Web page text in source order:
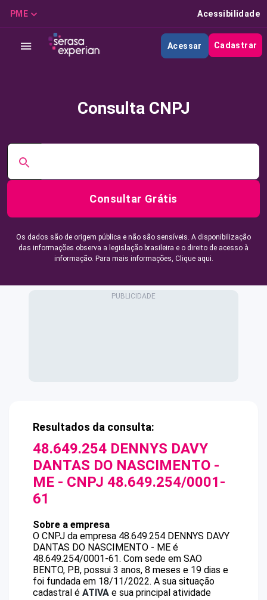
PME Acessibilidade
Acessar Cadastrar
Consulta CNPJ
Consultar Grátis
Os dados são de origem pública e não são sensíveis. A disponibilização
das informações observa a legislação brasileira e o direito de acesso à
informação. Para mais informações, Clique aqui.
Resultados da consulta:
48.649.254 DENNYS DAVY
DANTAS DO NASCIMENTO -
ME - CNPJ 48.649.254/0001-
61
Sobre a empresa
O CNPJ da empresa 48.649.254 DENNYS DAVY
DANTAS DO NASCIMENTO - ME é
48.649.254/0001-61. Com sede em SAO
BENTO, PB, possui 3 anos, 8 meses e 19 dias e
foi fundada em 18/11/2022. A sua situação
cadastral é ATIVA e sua principal atividade